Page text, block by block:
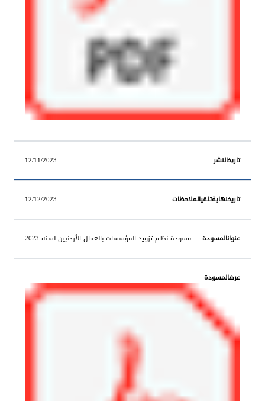
12/11/2023
12/12/2023
مسودة نظام تزويد المؤسسات بالعمال الأردنيين لسنة 2023